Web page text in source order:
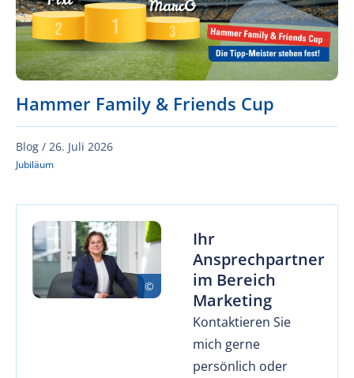
Hammer Family & Friends Cup
Blog / 26. Juli 2026
Jubiläum
Ihr
Ansprechpartner
im Bereich
Marketing
Kontaktieren Sie
mich gerne
persönlich oder